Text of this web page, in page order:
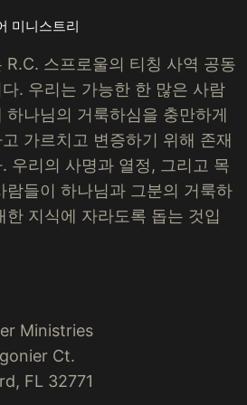
미니스트리
R.C. 스프로울의 티칭 사역 공동
. 우리는 가능한 한 많은 사람
하나님의 거룩하심을 충만하게
가르치고 변증하기 위해 존재
우리의 사명과 열정, 그리고 목
람들이 하나님과 그분의 거룩하
한 지식에 자라도록 돕는 것입
Ministries
Ct.
FL 32771